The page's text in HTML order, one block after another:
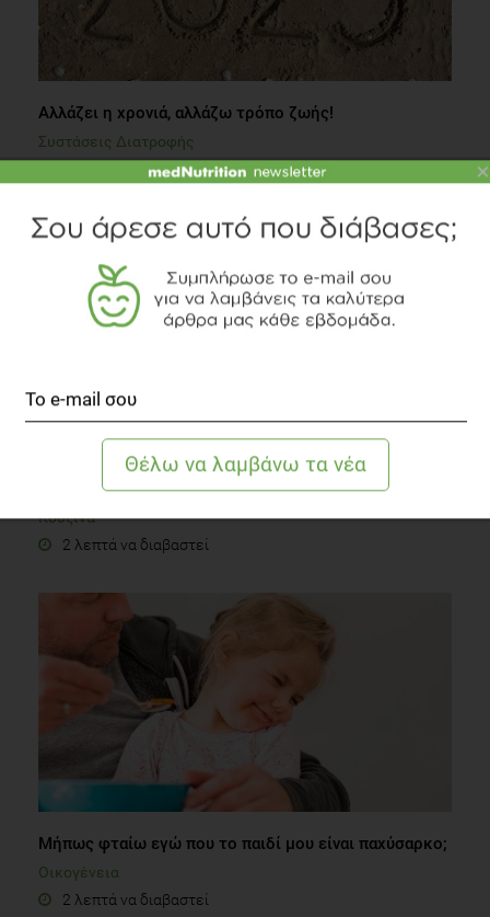
Αλλάζει η χρονιά, αλλάζω τρόπο ζωής!
Συστάσεις Διατροφής
3 λεπτά να διαβαστεί
Λαχανικά: Πώς θα «φυλακίσετε» τη θρεπτική τους
Κουζίνα
2 λεπτά να διαβαστεί
Μήπως φταίω εγώ που το παιδί μου είναι παχύσαρκο;
Οικογένεια
2 λεπτά να διαβαστεί
×